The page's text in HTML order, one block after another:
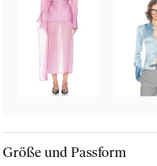
Größe und Passform